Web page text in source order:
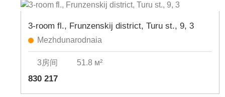
3-room fl., Frunzenskij district, Turu st., 9, 3
Mezhdunarodnaia
3房间 51.8 м²
830 217